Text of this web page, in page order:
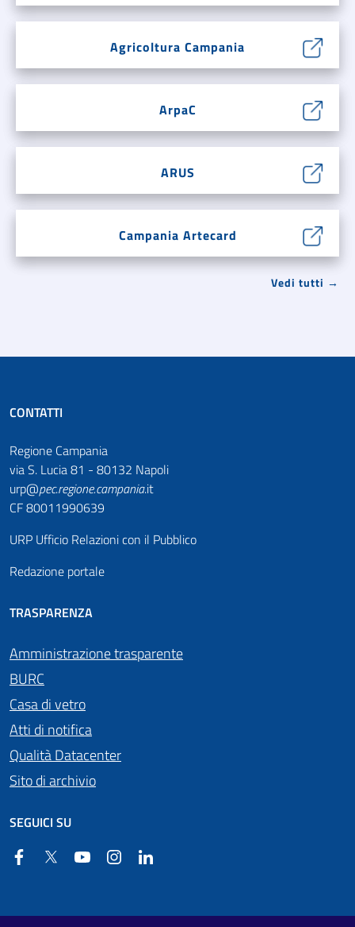
Agricoltura Campania
ArpaC
ARUS
Campania Artecard
Vedi tutti →
CONTATTI
Regione Campania
via S. Lucia 81 - 80132 Napoli
urp@pec.regione.campania.it
CF 80011990639
URP Ufficio Relazioni con il Pubblico
Redazione portale
TRASPARENZA
Amministrazione trasparente
BURC
Casa di vetro
Atti di notifica
Qualità Datacenter
Sito di archivio
SEGUICI SU
FacebookTwitter YouTube Instagram